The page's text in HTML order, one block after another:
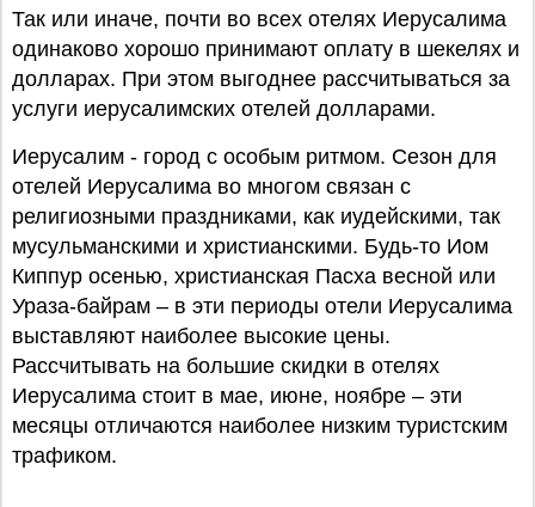
Так или иначе, почти во всех отелях Иерусалима
одинаково хорошо принимают оплату в шекелях и
долларах. При этом выгоднее рассчитываться за
услуги иерусалимских отелей долларами.
Иерусалим - город с особым ритмом. Сезон для
отелей Иерусалима во многом связан с
религиозными праздниками, как иудейскими, так
мусульманскими и христианскими. Будь-то Иом
Киппур осенью, христианская Пасха весной или
Ураза-байрам – в эти периоды отели Иерусалима
выставляют наиболее высокие цены.
Рассчитывать на большие скидки в отелях
Иерусалима стоит в мае, июне, ноябре – эти
месяцы отличаются наиболее низким туристским
трафиком.